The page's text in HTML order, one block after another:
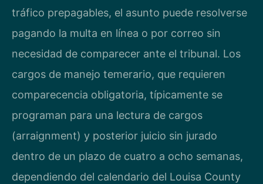
tráfico prepagables, el asunto puede resolverse
pagando la multa en línea o por correo sin
necesidad de comparecer ante el tribunal. Los
cargos de manejo temerario, que requieren
comparecencia obligatoria, típicamente se
programan para una lectura de cargos
(arraignment) y posterior juicio sin jurado
dentro de un plazo de cuatro a ocho semanas,
dependiendo del calendario del Louisa County